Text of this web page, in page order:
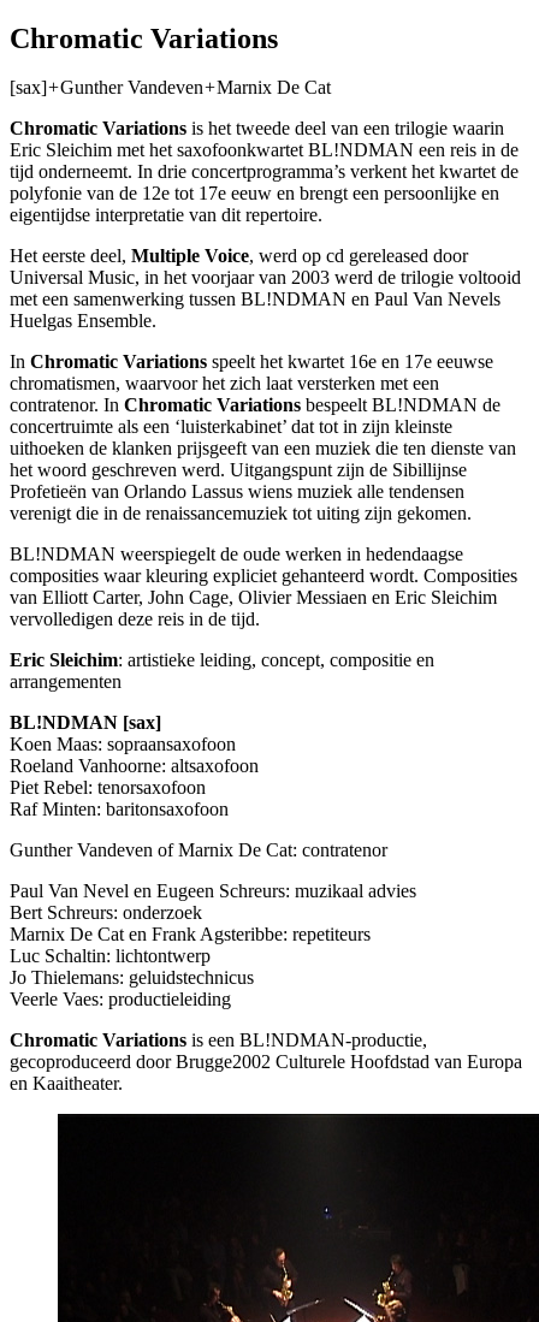
Chromatic Variations
[sax]+Gunther Vandeven+Marnix De Cat
Chromatic Variations is het tweede deel van een trilogie waarin
Eric Sleichim met het saxofoonkwartet BL!NDMAN een reis in de
tijd onderneemt. In drie concertprogramma’s verkent het kwartet de
polyfonie van de 12e tot 17e eeuw en brengt een persoonlijke en
eigentijdse interpretatie van dit repertoire.
Het eerste deel, Multiple Voice, werd op cd gereleased door
Universal Music, in het voorjaar van 2003 werd de trilogie voltooid
met een samenwerking tussen BL!NDMAN en Paul Van Nevels
Huelgas Ensemble.
In Chromatic Variations speelt het kwartet 16e en 17e eeuwse
chromatismen, waarvoor het zich laat versterken met een
contratenor. In Chromatic Variations bespeelt BL!NDMAN de
concertruimte als een ‘luisterkabinet’ dat tot in zijn kleinste
uithoeken de klanken prijsgeeft van een muziek die ten dienste van
het woord geschreven werd. Uitgangspunt zijn de Sibillijnse
Profetieën van Orlando Lassus wiens muziek alle tendensen
verenigt die in de renaissancemuziek tot uiting zijn gekomen.
BL!NDMAN weerspiegelt de oude werken in hedendaagse
composities waar kleuring expliciet gehanteerd wordt. Composities
van Elliott Carter, John Cage, Olivier Messiaen en Eric Sleichim
vervolledigen deze reis in de tijd.
Eric Sleichim: artistieke leiding, concept, compositie en
arrangementen
BL!NDMAN [sax]
Koen Maas: sopraansaxofoon
Roeland Vanhoorne: altsaxofoon
Piet Rebel: tenorsaxofoon
Raf Minten: baritonsaxofoon
Gunther Vandeven of Marnix De Cat: contratenor
Paul Van Nevel en Eugeen Schreurs: muzikaal advies
Bert Schreurs: onderzoek
Marnix De Cat en Frank Agsteribbe: repetiteurs
Luc Schaltin: lichtontwerp
Jo Thielemans: geluidstechnicus
Veerle Vaes: productieleiding
Chromatic Variations is een BL!NDMAN-productie,
gecoproduceerd door Brugge2002 Culturele Hoofdstad van Europa
en Kaaitheater.